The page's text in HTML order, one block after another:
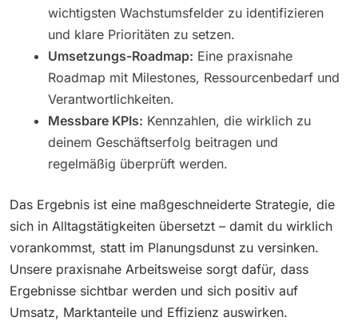
wichtigsten Wachstumsfelder zu identifizieren
und klare Prioritäten zu setzen.
Umsetzungs-Roadmap: Eine praxisnahe
Roadmap mit Milestones, Ressourcenbedarf und
Verantwortlichkeiten.
Messbare KPIs: Kennzahlen, die wirklich zu
deinem Geschäftserfolg beitragen und
regelmäßig überprüft werden.
Das Ergebnis ist eine maßgeschneiderte Strategie, die
sich in Alltagstätigkeiten übersetzt – damit du wirklich
vorankommst, statt im Planungsdunst zu versinken.
Unsere praxisnahe Arbeitsweise sorgt dafür, dass
Ergebnisse sichtbar werden und sich positiv auf
Umsatz, Marktanteile und Effizienz auswirken.